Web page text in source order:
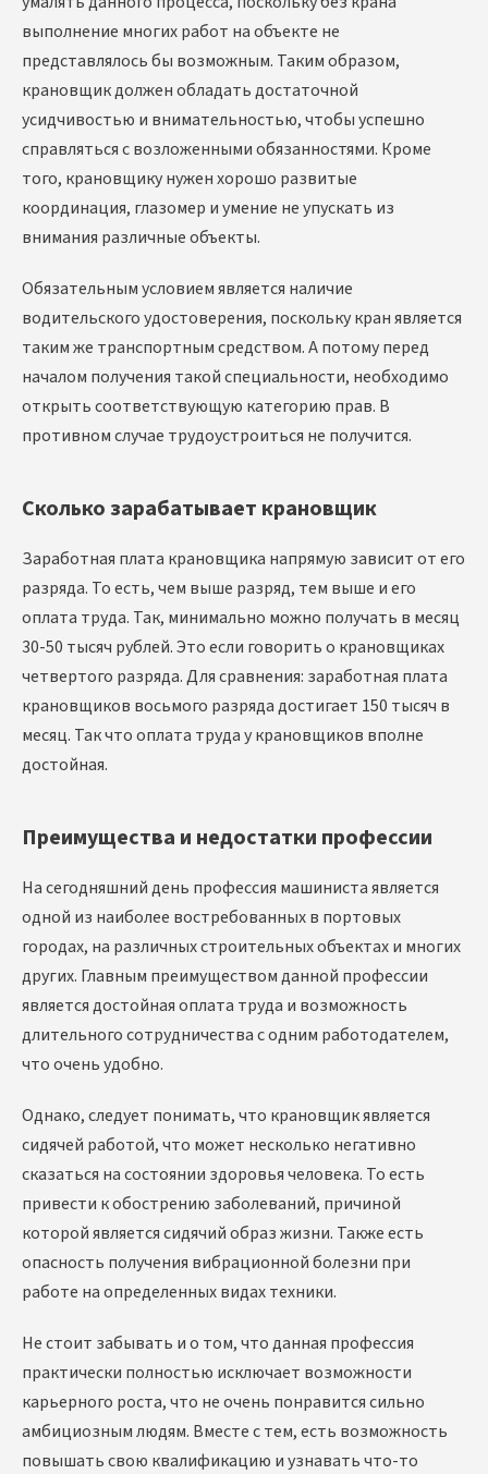
выполнение многих работ на объекте не
представлялось бы возможным. Таким образом,
крановщик должен обладать достаточной
усидчивостью и внимательностью, чтобы успешно
справляться с возложенными обязанностями. Кроме
того, крановщику нужен хорошо развитые
координация, глазомер и умение не упускать из
внимания различные объекты.
Обязательным условием является наличие
водительского удостоверения, поскольку кран является
таким же транспортным средством. А потому перед
началом получения такой специальности, необходимо
открыть соответствующую категорию прав. В
противном случае трудоустроиться не получится.
Сколько зарабатывает крановщик
Заработная плата крановщика напрямую зависит от его
разряда. То есть, чем выше разряд, тем выше и его
оплата труда. Так, минимально можно получать в месяц
30-50 тысяч рублей. Это если говорить о крановщиках
четвертого разряда. Для сравнения: заработная плата
крановщиков восьмого разряда достигает 150 тысяч в
месяц. Так что оплата труда у крановщиков вполне
достойная.
Преимущества и недостатки профессии
На сегодняшний день профессия машиниста является
одной из наиболее востребованных в портовых
городах, на различных строительных объектах и многих
других. Главным преимуществом данной профессии
является достойная оплата труда и возможность
длительного сотрудничества с одним работодателем,
что очень удобно.
Однако, следует понимать, что крановщик является
сидячей работой, что может несколько негативно
сказаться на состоянии здоровья человека. То есть
привести к обострению заболеваний, причиной
которой является сидячий образ жизни. Также есть
опасность получения вибрационной болезни при
работе на определенных видах техники.
Не стоит забывать и о том, что данная профессия
практически полностью исключает возможности
карьерного роста, что не очень понравится сильно
амбициозным людям. Вместе с тем, есть возможность
повышать свою квалификацию и узнавать что-то